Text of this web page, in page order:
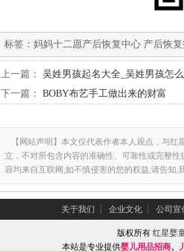
标签： 妈妈十二愿产后恢复中心 产后恢
上一篇： 吴姓男孩起名大全_吴姓男孩怎
下一篇： BOBY布艺手工做出来的财富
【网站声明】本文仅代表作者本人观点，与红
立，不对所包含内容的准确性、可靠性或完整
容均来自互联网,如不慎侵害的您的权益,请告知,
关于我们 ┆ 企业文化 ┆ 公司宣
版权所有 红星婴
本站是专业提供婴儿用品招商、